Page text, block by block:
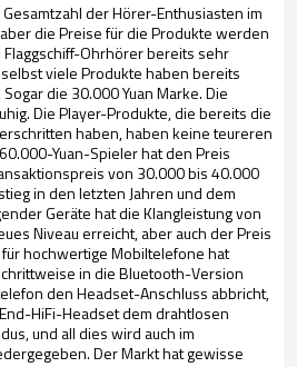
der Hörer-Enthusiasten im
die Preise für die Produkte werden
Ohrhörer bereits sehr
viele Produkte haben bereits
die 30.000 Yuan Marke. Die
Die Player-Produkte, die bereits die
haben, haben keine teureren
Yuan-Spieler hat den Preis
von 30.000 bis 40.000
in den letzten Jahren und dem
Geräte hat die Klangleistung von
Niveau erreicht, aber auch der Preis
hochwertige Mobiltelefone hat
in die Bluetooth-Version
den Headset-Anschluss abbricht,
HiFi-Headset dem drahtlosen
und all dies wird auch im
Der Markt hat gewisse